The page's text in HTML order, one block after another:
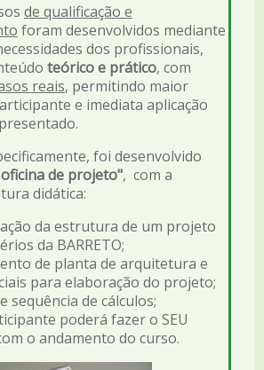
de qualificação e
foram desenvolvidos mediante
dos profissionais,
teórico e prático, com
reais, permitindo maior
e imediata aplicação
foi desenvolvido
oficina de projeto", com a
didática:
da estrutura de um projeto
da BARRETO;
de planta de arquitetura e
para elaboração do projeto;
sequência de cálculos;
poderá fazer o SEU
o andamento do curso.